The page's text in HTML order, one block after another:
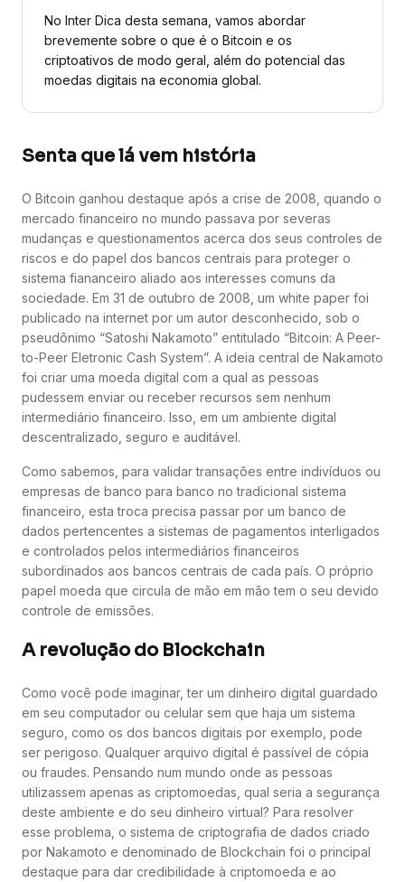
No Inter Dica desta semana, vamos abordar
brevemente sobre o que é o Bitcoin e os
criptoativos de modo geral, além do potencial das
moedas digitais na economia global.
Senta que lá vem história
O Bitcoin ganhou destaque após a crise de 2008, quando o
mercado financeiro no mundo passava por severas
mudanças e questionamentos acerca dos seus controles de
riscos e do papel dos bancos centrais para proteger o
sistema fiananceiro aliado aos interesses comuns da
sociedade. Em 31 de outubro de 2008, um white paper foi
publicado na internet por um autor desconhecido, sob o
pseudônimo “Satoshi Nakamoto” entitulado “Bitcoin: A Peer-
to-Peer Eletronic Cash System”. A ideia central de Nakamoto
foi criar uma moeda digital com a qual as pessoas
pudessem enviar ou receber recursos sem nenhum
intermediário financeiro. Isso, em um ambiente digital
descentralizado, seguro e auditável.
Como sabemos, para validar transações entre indivíduos ou
empresas de banco para banco no tradicional sistema
financeiro, esta troca precisa passar por um banco de
dados pertencentes a sistemas de pagamentos interligados
e controlados pelos intermediários financeiros
subordinados aos bancos centrais de cada país. O próprio
papel moeda que circula de mão em mão tem o seu devido
controle de emissões.
A revolução do Blockchain
Como você pode imaginar, ter um dinheiro digital guardado
em seu computador ou celular sem que haja um sistema
seguro, como os dos bancos digitais por exemplo, pode
ser perigoso. Qualquer arquivo digital é passível de cópia
ou fraudes. Pensando num mundo onde as pessoas
utilizassem apenas as criptomoedas, qual seria a segurança
deste ambiente e do seu dinheiro virtual? Para resolver
esse problema, o sistema de criptografia de dados criado
por Nakamoto e denominado de Blockchain foi o principal
destaque para dar credibilidade à criptomoeda e ao